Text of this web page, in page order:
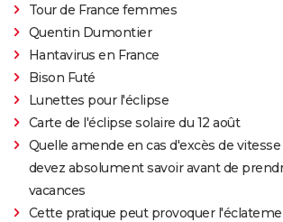
Tour de France femmes
Quentin Dumontier
Hantavirus en France
Bison Futé
Lunettes pour l'éclipse
Carte de l'éclipse solaire du 12 août
Quelle amende en cas d'excès de vitesse
devez absolument savoir avant de
vacances
Cette pratique peut provoquer